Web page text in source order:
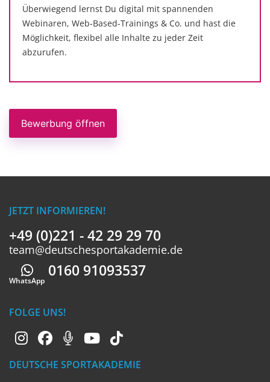
Überwiegend lernst Du digital mit spannenden
Webinaren, Web-Based-Trainings & Co. und hast die
Möglichkeit, flexibel alle Inhalte zu jeder Zeit
abzurufen.
Bewerbung öffnen
JETZT INFORMIEREN!
+49 (0)221 - 42 29 29 70
team@deutschesportakademie.de
Whatsapp
WhatsApp
0160 91093537
FOLGE UNS!
DEUTSCHE SPORTAKADEMIE